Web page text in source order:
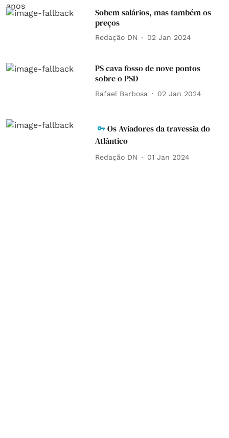
Sobem salários, mas também os
preços
Redação DN 02 Jan 2024
PS cava fosso de nove pontos
sobre o PSD
Rafael Barbosa 02 Jan 2024
Os Aviadores da travessia do
Atlântico
Redação DN 01 Jan 2024